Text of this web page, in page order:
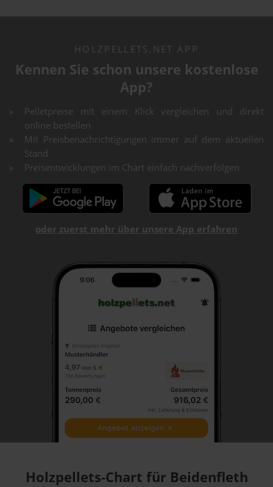
HOLZPELLETS.NET APP
Kennen Sie schon unsere kostenlose
App?
Pelletpreise mit einem Klick vergleichen und direkt
online bestellen
Mit Preisbenachrichtigungen immer auf dem aktuellen
Stand
Preisentwicklungen im Chart einfach nachverfolgen
oder zuerst mehr über unsere App erfahren
Holzpellets-Chart für Beidenfleth